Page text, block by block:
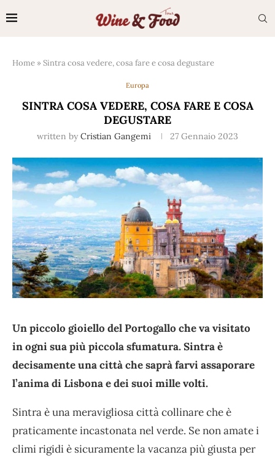
Home »Sintra cosa vedere, cosa fare e cosa degustare
Europa
SINTRA COSA VEDERE, COSA FARE E COSA
DEGUSTARE
written by Cristian Gangemi 27 Gennaio 2023
Un piccolo gioiello del Portogallo che va visitato
in ogni sua più piccola sfumatura. Sintra è
decisamente una città che saprà farvi assaporare
l’anima di Lisbona e dei suoi mille volti.
Sintra è una meravigliosa città collinare che è
praticamente incastonata nel verde. Se non amate i
climi rigidi è sicuramente la vacanza più giusta per